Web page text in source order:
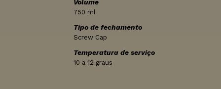
Volume
750 ml
Tipo de fechamento
Screw Cap
Temperatura de serviço
10 a 12 graus